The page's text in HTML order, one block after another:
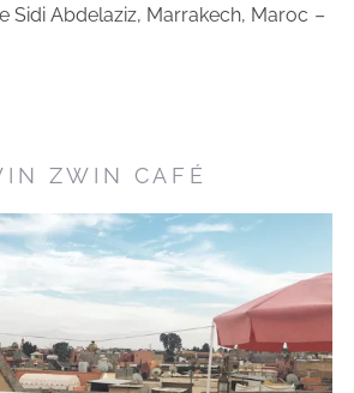
Sidi Abdelaziz, Marrakech, Maroc –
ZWIN CAFÉ